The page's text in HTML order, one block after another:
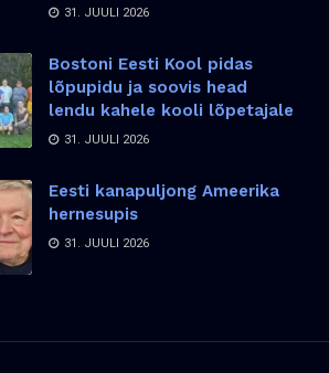
31. JUULI 2026
Bostoni Eesti Kool pidas
lõpupidu ja soovis head
lendu kahele kooli lõpetajale
31. JUULI 2026
Eesti kanapuljong Ameerika
hernesupis
31. JUULI 2026